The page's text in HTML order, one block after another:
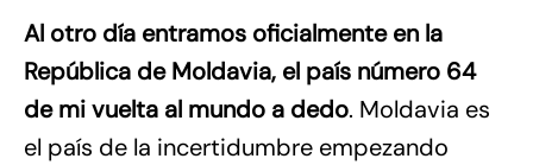
Al otro día entramos oficialmente en la
República de Moldavia, el país número 64
de mi vuelta al mundo a dedo. Moldavia es
el país de la incertidumbre empezando